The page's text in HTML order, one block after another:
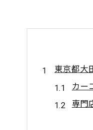
東京都大
カー
専門
下